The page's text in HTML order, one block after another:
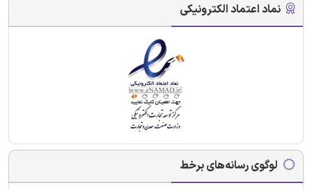
نماد اعتماد الکترونیکی
لوگوی رسانه‌های برخط